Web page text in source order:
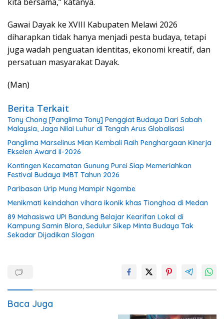
Gawai Dayak ke XVIII Kabupaten Melawi 2026
diharapkan tidak hanya menjadi pesta budaya, tetapi
juga wadah penguatan identitas, ekonomi kreatif, dan
persatuan masyarakat Dayak.
(Man)
Berita Terkait
Tony Chong [Panglima Tony] Penggiat Budaya Dari Sabah
Malaysia, Jaga Nilai Luhur di Tengah Arus Globalisasi
Panglima Marselinus Mian Kembali Raih Penghargaan Kinerja
Ekselen Award II-2026
Kontingen Kecamatan Gunung Purei Siap Memeriahkan
Festival Budaya IMBT Tahun 2026
Paribasan Urip Mung Mampir Ngombe
Menikmati keindahan vihara ikonik khas Tionghoa di Medan
89 Mahasiswa UPI Bandung Belajar Kearifan Lokal di
Kampung Samin Blora, Sedulur Sikep Minta Budaya Tak
Sekadar Dijadikan Slogan
Baca Juga